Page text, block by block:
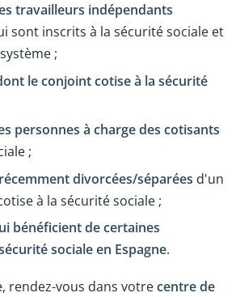
travailleurs indépendants
sont inscrits à la sécurité sociale et
;
le conjoint cotise à la sécurité
personnes à charge des cotisants
;
divorcées/séparées d'un
à la sécurité sociale ;
bénéficient de certaines
sociale en Espagne.
, rendez-vous dans votrecentre de